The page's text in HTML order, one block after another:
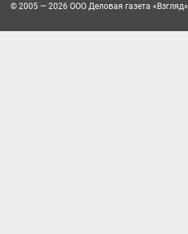
© 2005 — 2026 ООО Деловая газета «Взгляд»